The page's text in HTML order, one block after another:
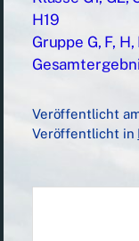
H19
Gruppe G, F, H,
Veröffentlicht
Veröffentlicht in